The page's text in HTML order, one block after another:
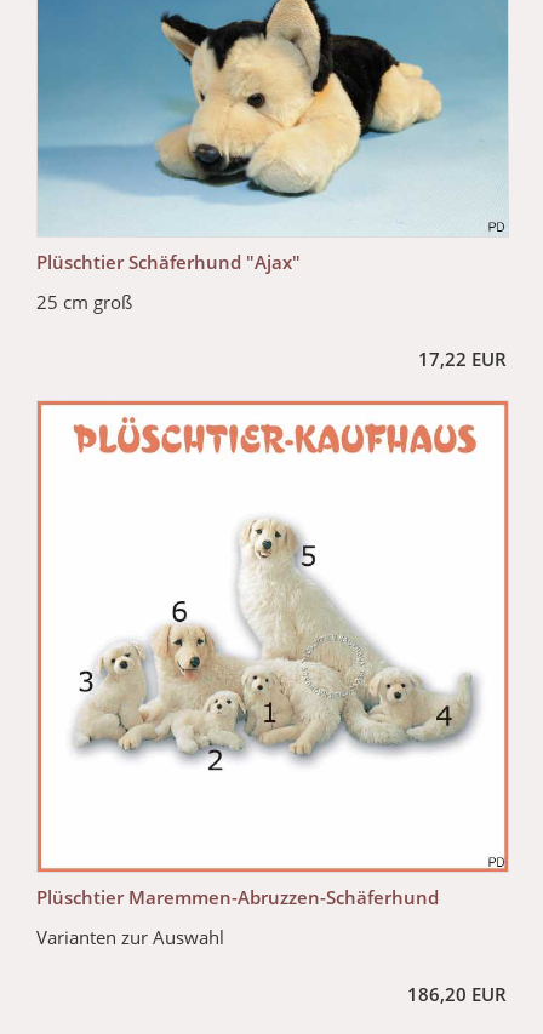
Plüschtier Schäferhund "Ajax"
25 cm groß
17,22 EUR
Plüschtier Maremmen-Abruzzen-Schäferhund
Varianten zur Auswahl
186,20 EUR